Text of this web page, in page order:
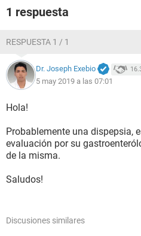
1 respuesta
RESPUESTA 1 / 1
Dr. Joseph Exebio
5 may 2019 a las 07:01
Hola!
Probablemente una dispepsia,
evaluación por su
de la misma.
Saludos!
Discusiones similares